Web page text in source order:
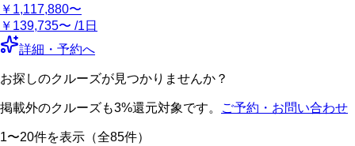
￥1,117,880〜
￥139,735〜 /1日
詳細・予約へ
お探しのクルーズが見つかりませんか？
掲載外のクルーズも3%還元対象です。 ご予約・お問い合わせ
1〜20件を表示（全85件）